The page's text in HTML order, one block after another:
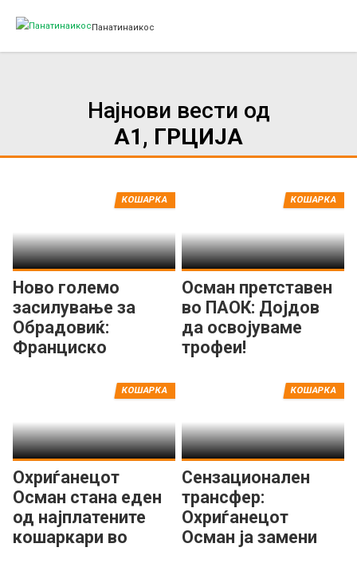
Панатинаикос
Најнови вести од
А1, ГРЦИЈА
Ново големо
засилување за
Обрадовиќ:
Франциско
КОШАРКА
Осман претставен
во ПАОК: Дојдов
да освојуваме
трофеи!
КОШАРКА
Охриѓанецот
Осман стана еден
од најплатените
кошаркари во
КОШАРКА
Сензационален
трансфер:
Охриѓанецот
Осман ја замени
КОШАРКА